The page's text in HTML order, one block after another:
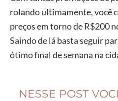
rolando ultimamente, você
preços em torno de R$200
Saindo de lá basta seguir
ótimo final de semana na
NESSE POST